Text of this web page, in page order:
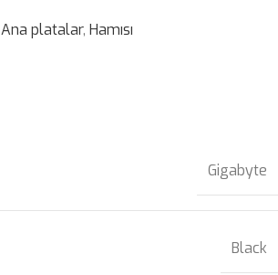
Ana platalar, Hamısı
Gigabyte
Black